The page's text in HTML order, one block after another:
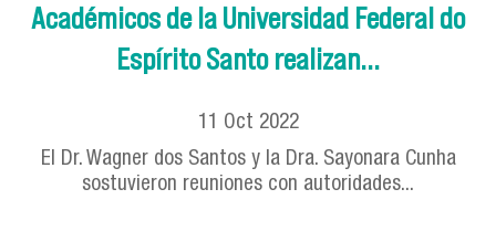
Académicos de la Universidad Federal do
Espírito Santo realizan...
11 Oct 2022
El Dr. Wagner dos Santos y la Dra. Sayonara Cunha
sostuvieron reuniones con autoridades...